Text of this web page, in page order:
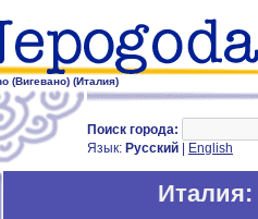
(Вигевано) (Италия)
Поиск города:
Язык: Русский English
Италия: